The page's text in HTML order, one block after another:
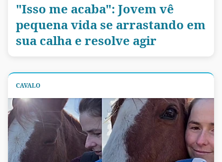
"Isso me acaba": Jovem vê
pequena vida se arrastando em
sua calha e resolve agir
CAVALO